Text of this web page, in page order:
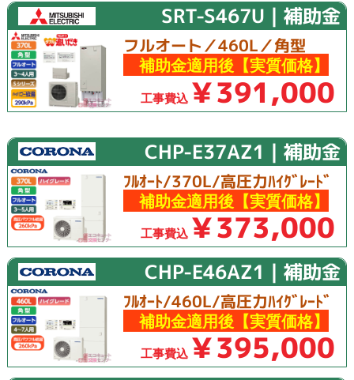
SRT-S467U｜補助金
フルオート／460L／角型
補助金適用後【実質価格】
工事費込 ￥391,000
CHP-E37AZ1｜補助金
ﾌﾙｵｰﾄ/370L/高圧力ﾊｲｸﾞﾚｰﾄﾞ
補助金適用後【実質価格】
工事費込 ￥373,000
CHP-E46AZ1｜補助金
ﾌﾙｵｰﾄ/460L/高圧力ﾊｲｸﾞﾚｰﾄﾞ
補助金適用後【実質価格】
工事費込 ￥395,000